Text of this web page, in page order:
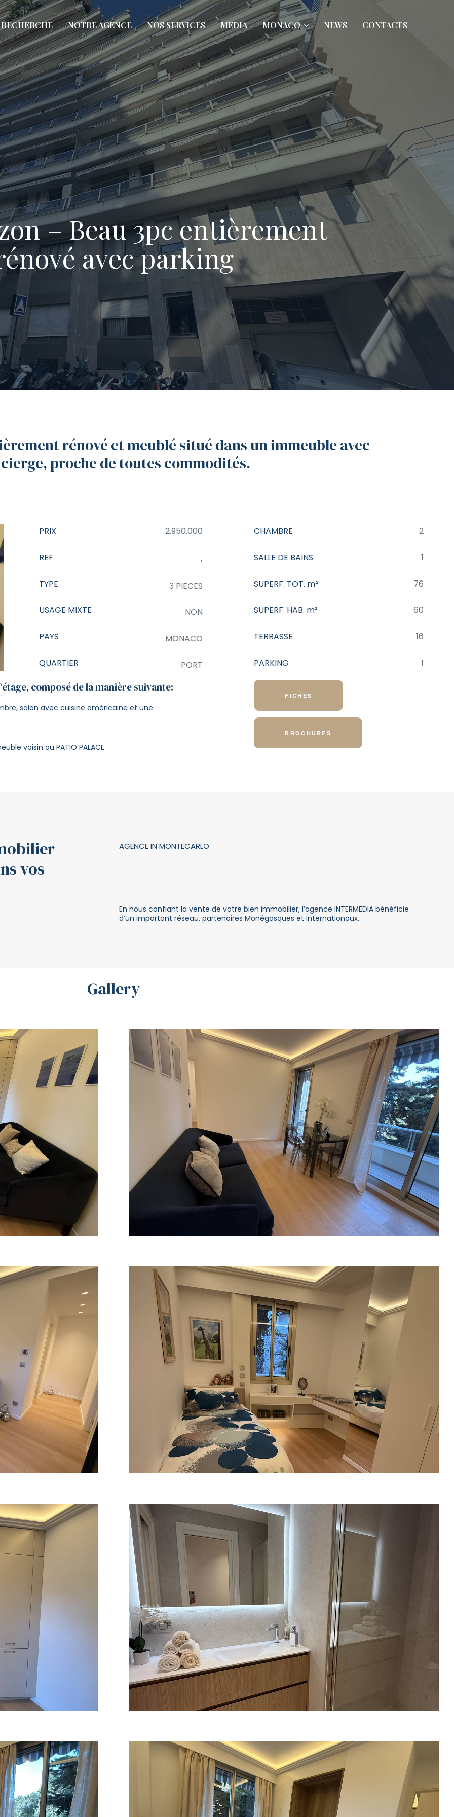
RECHERCHE NOTRE AGENCE NOS SERVICES MEDIA MONACO NEWS CONTACTS
– Beau 3pc entièrement
avec parking
rénové et meublé situé dans un immeuble avec
proche de toutes commodités.
PRIX
REF
TYPE
USAGE MIXTE
PAYS
QUARTIER
2.950.000
.
3 PIECES
NON
MONACO
PORT
CHAMBRE
SALLE DE BAINS
SUPERF. TOT. m²
SUPERF. HAB. m²
TERRASSE
PARKING
2
1
76
60
16
1
composé de la manière suivante:
salon avec cuisine américaine et une
voisin au PATIO PALACE.
FICHES
BROCHURES
vos
AGENCE IN MONTECARLO
En nous confiant la vente de votre bien immobilier, l’agence INTERMEDIA bénéficie
d’un important réseau, partenaires Monégasques et Internationaux.
Gallery